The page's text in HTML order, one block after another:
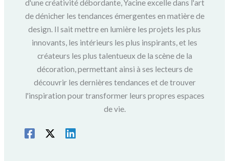
d'une créativité débordante, Yacine excelle dans l'art
de dénicher les tendances émergentes en matière de
design. Il sait mettre en lumière les projets les plus
innovants, les intérieurs les plus inspirants, et les
créateurs les plus talentueux de la scène de la
décoration, permettant ainsi à ses lecteurs de
découvrir les dernières tendances et de trouver
l'inspiration pour transformer leurs propres espaces
de vie.